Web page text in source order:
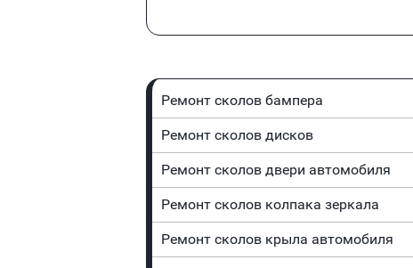
Ремонт сколов бампера
Ремонт сколов дисков
Ремонт сколов двери автомобиля
Ремонт сколов колпака зеркала
Ремонт сколов крыла автомобиля